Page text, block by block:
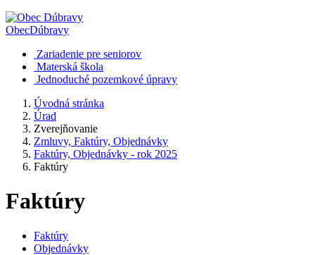
ObecDúbravy
Zariadenie pre seniorov
Materská škola
Jednoduché pozemkové úpravy
Úvodná stránka
Úrad
Zverejňovanie
Zmluvy, Faktúry, Objednávky
Faktúry, Objednávky - rok 2025
Faktúry
Faktúry
Faktúry
Objednávky